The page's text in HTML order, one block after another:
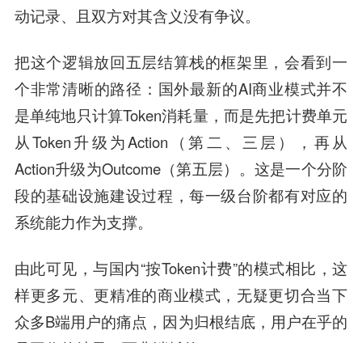
动记录、且双方对其含义没有争议。
把这个逻辑放回五层结算栈的框架里，会看到一
个非常清晰的路径：国外最新的AI商业模式并不
是单纯地只计算Token消耗量，而是先把计费单元
从Token升级为Action（第二、三层），再从
Action升级为Outcome（第五层）。这是一个分阶
段的基础设施建设过程，每一级台阶都有对应的
系统能力作为支撑。
由此可见，与国内“按Token计费”的模式相比，这
样更多元、更精准的商业模式，无疑更切合当下
众多B端用户的痛点，因为归根结底，用户在乎的